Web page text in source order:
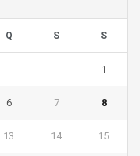
Q S S
1
6 7 8
13 14 15